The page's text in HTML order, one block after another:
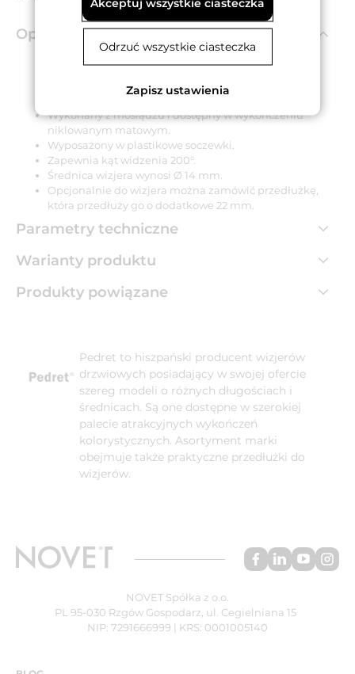
Opis produktu
Wizjer drzwiowy dedykowany do drzwi o grubości
skrzydła 15-25 mm.
Wykonany z mosiądzu i dostępny w wykończeniu
niklowanym matowym.
Wyposażony w plastikowe soczewki.
Zapewnia kąt widzenia 200°.
Średnica wizjera wynosi Ø 14 mm.
Opcjonalnie do wizjera można zamówić przedłużkę,
która przedłuży go o dodatkowe 22 mm.
Parametry techniczne
Warianty produktu
Produkty powiązane
Pedret to hiszpański producent wizjerów
drzwiowych posiadający w swojej ofercie
szereg modeli o różnych długościach i
średnicach. Są one dostępne w szerokiej
palecie atrakcyjnych wykończeń
kolorystycznych. Asortyment marki
obejmuje także praktyczne przedłużki do
wizjerów.
NOVET Spółka z o.o.
PL 95-030 Rzgów Gospodarz, ul. Cegielniana 15
NIP: 7291666999 | KRS: 0001005140
Odrzuć wszystkie ciasteczka
Zapisz ustawienia